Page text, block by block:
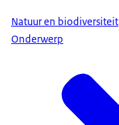
Natuur en biodiversiteit
Onderwerp